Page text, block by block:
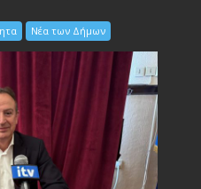
Νέα των Δήμων